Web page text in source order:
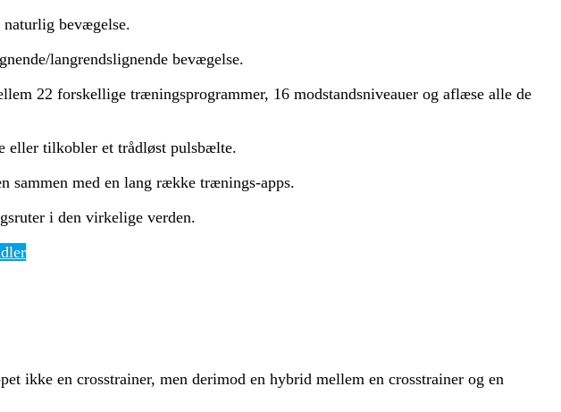
bevægelse.
langrendslignende bevægelse.
22 forskellige træningsprogrammer, 16 modstandsniveauer og aflæse alle de
eller tilkobler et trådløst pulsbælte.
sammen med en lang række trænings-apps.
i den virkelige verden.
ikke en crosstrainer, men derimod en hybrid mellem en crosstrainer og en